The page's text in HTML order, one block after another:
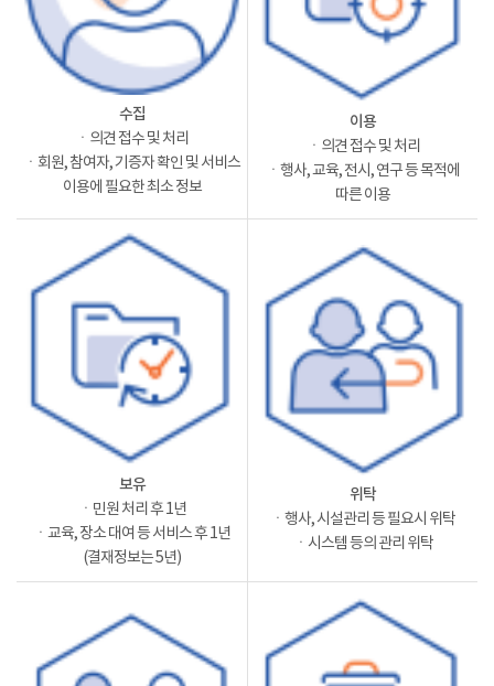
수집
ㆍ의견 접수 및 처리
ㆍ회원, 참여자, 기증자 확인 및 서비스
이용에 필요한 최소 정보
이용
ㆍ의견 접수 및 처리
ㆍ행사, 교육, 전시, 연구 등 목적에
따른 이용
보유
ㆍ민원 처리 후 1년
ㆍ교육, 장소 대여 등 서비스 후 1년
(결재정보는 5년)
위탁
ㆍ행사, 시설관리 등 필요시 위탁
ㆍ시스템 등의 관리 위탁